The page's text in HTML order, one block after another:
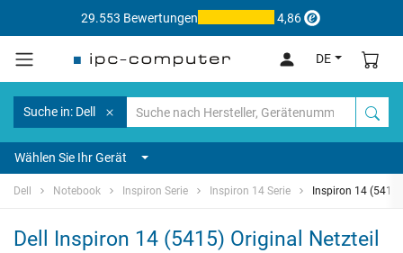
29.553 Bewertungen 4,86
DE
Suche in: Dell
Wählen Sie Ihr Gerät
Dell Notebook Inspiron Serie Inspiron 14 Serie Inspiron 14 (5415)
Dell Inspiron 14 (5415) Original Netzteil